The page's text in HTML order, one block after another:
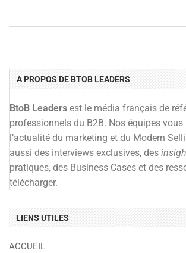
A PROPOS DE BTOB LEADERS
BtoB Leaders est le média français de
professionnels du B2B. Nos équipes
l’actualité du marketing et du Modern
aussi des interviews exclusives, des
pratiques, des Business Cases et des
télécharger.
LIENS UTILES
ACCUEIL